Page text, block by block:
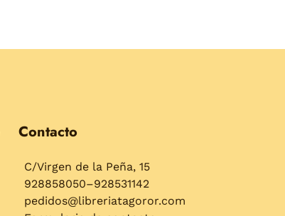
Contacto
C/Virgen de la Peña, 15
928858050–928531142
pedidos@libreriatagoror.com